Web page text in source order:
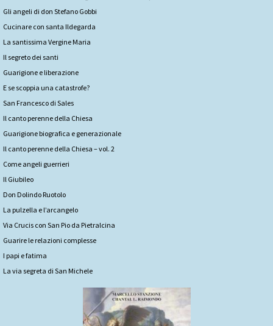
Gli angeli di don Stefano Gobbi
Cucinare con santa Ildegarda
La santissima Vergine Maria
Il segreto dei santi
Guarigione e liberazione
E se scoppia una catastrofe?
San Francesco di Sales
Il canto perenne della Chiesa
Guarigione biografica e generazionale
Il canto perenne della Chiesa – vol. 2
Come angeli guerrieri
Il Giubileo
Don Dolindo Ruotolo
La pulzella e l’arcangelo
Via Crucis con San Pio da Pietralcina
Guarire le relazioni complesse
I papi e fatima
La via segreta di San Michele